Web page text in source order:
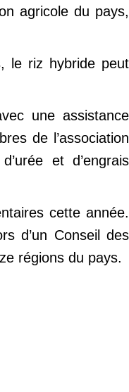
agricole du pays,
le riz hybride peut
une assistance
de l’association
et d’engrais
cette année.
d’un Conseil des
régions du pays.